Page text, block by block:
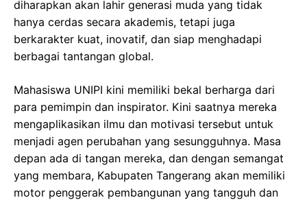
diharapkan akan lahir generasi muda yang tidak
hanya cerdas secara akademis, tetapi juga
berkarakter kuat, inovatif, dan siap menghadapi
berbagai tantangan global.
Mahasiswa UNIPI kini memiliki bekal berharga dari
para pemimpin dan inspirator. Kini saatnya mereka
mengaplikasikan ilmu dan motivasi tersebut untuk
menjadi agen perubahan yang sesungguhnya. Masa
depan ada di tangan mereka, dan dengan semangat
yang membara, Kabupaten Tangerang akan memiliki
motor penggerak pembangunan yang tangguh dan